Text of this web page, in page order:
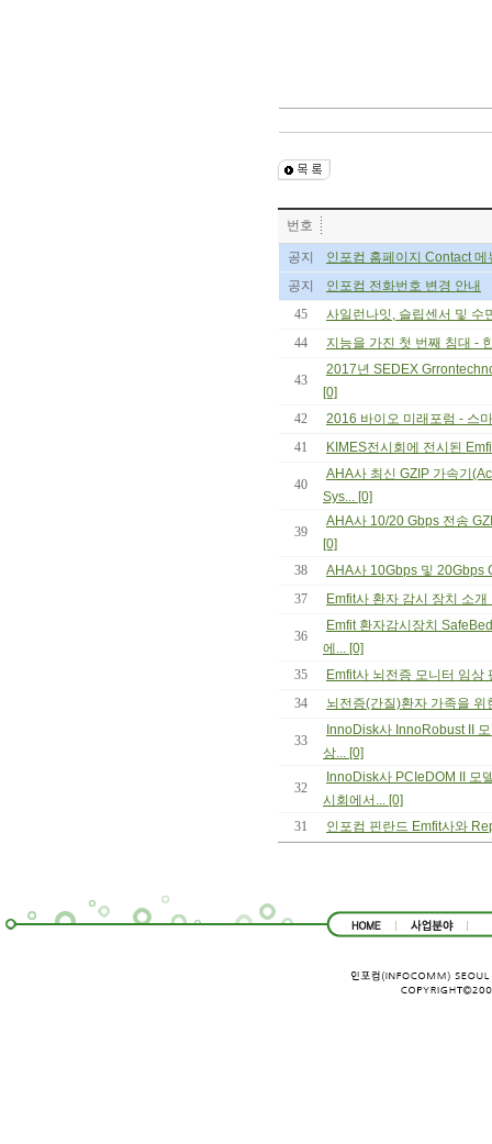
번호
공지
인포컴 홈페이지 Contact
공지
인포컴 전화번호 변경 안내
45
사일런나잇, 슬립센서 및 수
44
지능을 가진 첫 번째 침대 -
43
2017년 SEDEX
[0]
42
2016 바이오 미래포럼 - 스
41
KIMES전시회에 전시된
40
AHA사 최신 GZIP 가속기
Sys... [0]
39
AHA사 10/20 Gbps 전송
[0]
38
AHA사 10Gbps 및 20Gbps
37
Emfit사 환자 감시 장치 소개
36
Emfit 환자감시장치
에... [0]
35
Emfit사 뇌전증 모니터 임상
34
뇌전증(간질)환자 가족을 위
33
InnoDisk사 InnoRobust II
상... [0]
32
InnoDisk사 PCIeDOM II 모
시회에서... [0]
31
인포컴 핀란드 Emfit사와